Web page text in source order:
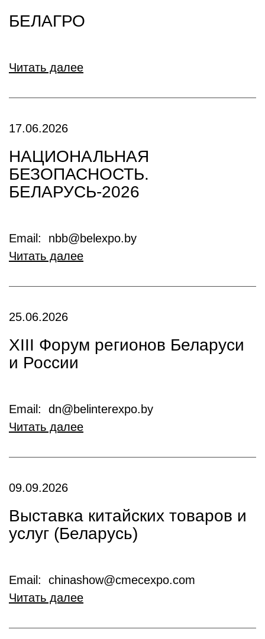
БЕЛАГРО
Читать далее
17.06.2026
НАЦИОНАЛЬНАЯ
БЕЗОПАСНОСТЬ.
БЕЛАРУСЬ-2026
Email: nbb@belexpo.by
Читать далее
25.06.2026
XIII Форум регионов Беларуси
и России
Email: dn@belinterexpo.by
Читать далее
09.09.2026
Выставка китайских товаров и
услуг (Беларусь)
Email: chinashow@cmecexpo.com
Читать далее